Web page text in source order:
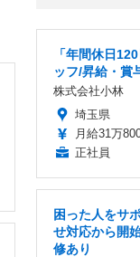
「年間休日
ッフ/昇給・賞
株式会社小林
埼玉県
月給31万
正社員
困った人をサ
せ対応から開
修あり